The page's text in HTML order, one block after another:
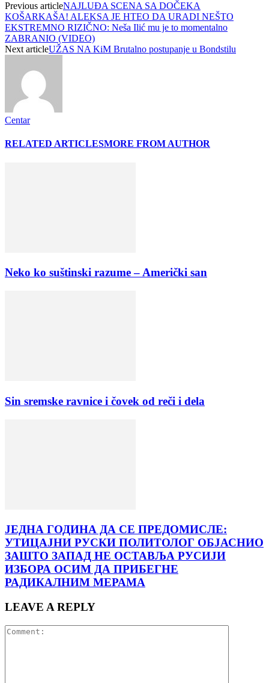
Previous articleNAJLUĐA SCENA SA DOČEKA
KOŠARKAŠA! ALEKSA JE HTEO DA URADI NEŠTO
EKSTREMNO RIZIČNO: Neša Ilić mu je to momentalno
ZABRANIO (VIDEO)
Next articleUŽAS NA KiM Brutalno postupanje u Bondstilu
Centar
RELATED ARTICLESMORE FROM AUTHOR
Neko ko suštinski razume – Američki san
Sin sremske ravnice i čovek od reči i dela
ЈЕДНА ГОДИНА ДА СЕ ПРЕДОМИСЛЕ:
УТИЦАЈНИ РУСКИ ПОЛИТОЛОГ ОБЈАСНИО
ЗАШТО ЗАПАД НЕ ОСТАВЉА РУСИЈИ
ИЗБОРА ОСИМ ДА ПРИБЕГНЕ
РАДИКАЛНИМ МЕРАМА
LEAVE A REPLY